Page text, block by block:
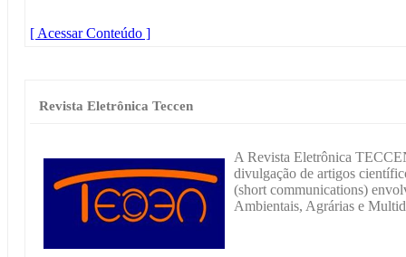
[ Acessar Conteúdo ]
Revista Eletrônica Teccen
A Revista Eletrônica
divulgação de artigos
(short communications)
Ambientais, Agrárias e